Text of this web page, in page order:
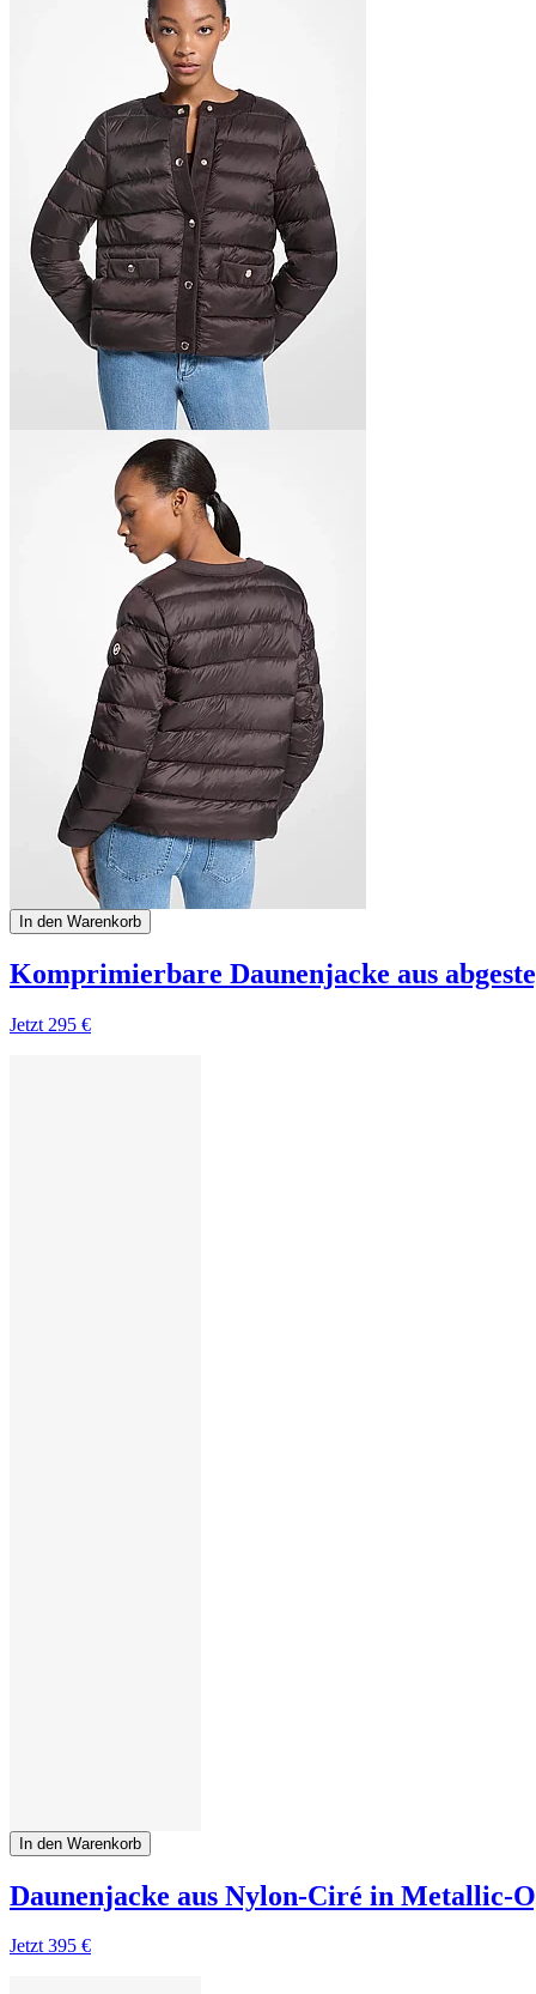
In den Warenkorb
Komprimierbare Daunenjacke aus
Jetzt 295 €
In den Warenkorb
Daunenjacke aus Nylon-Ciré in Metallic-
Jetzt 395 €